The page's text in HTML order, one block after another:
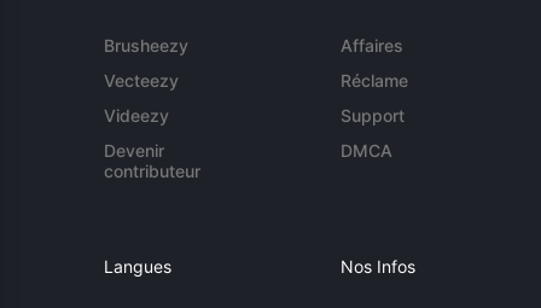
Brusheezy
Vecteezy
Videezy
Devenir
contributeur
Affaires
Réclame
Support
DMCA
Langues Nos Infos